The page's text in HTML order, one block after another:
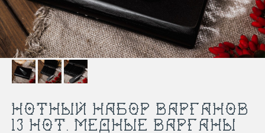
НОТНЫЙ НАБОР ВАРГАНОВ
13 НОТ. МЕДНЫЕ ВАРГАНЫ